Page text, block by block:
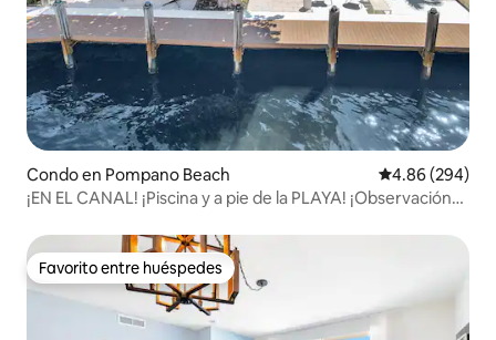
Condo en Pompano Beach Calificación
4.86 (294)
¡EN EL CANAL! ¡Piscina y a pie de la PLAYA! ¡Observación
Favorito entre huéspedes
Favorito entre huéspedes